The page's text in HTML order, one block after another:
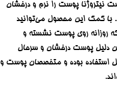
نیتروژنا پوست را نرم و درخشان
با کمک این محصول می‌توانید
آلودگی‌هایی که روزانه روی پوست نشسته و
دلیل پوست درخشان و سرحال
استفاده بوده و متخصصان پوست و